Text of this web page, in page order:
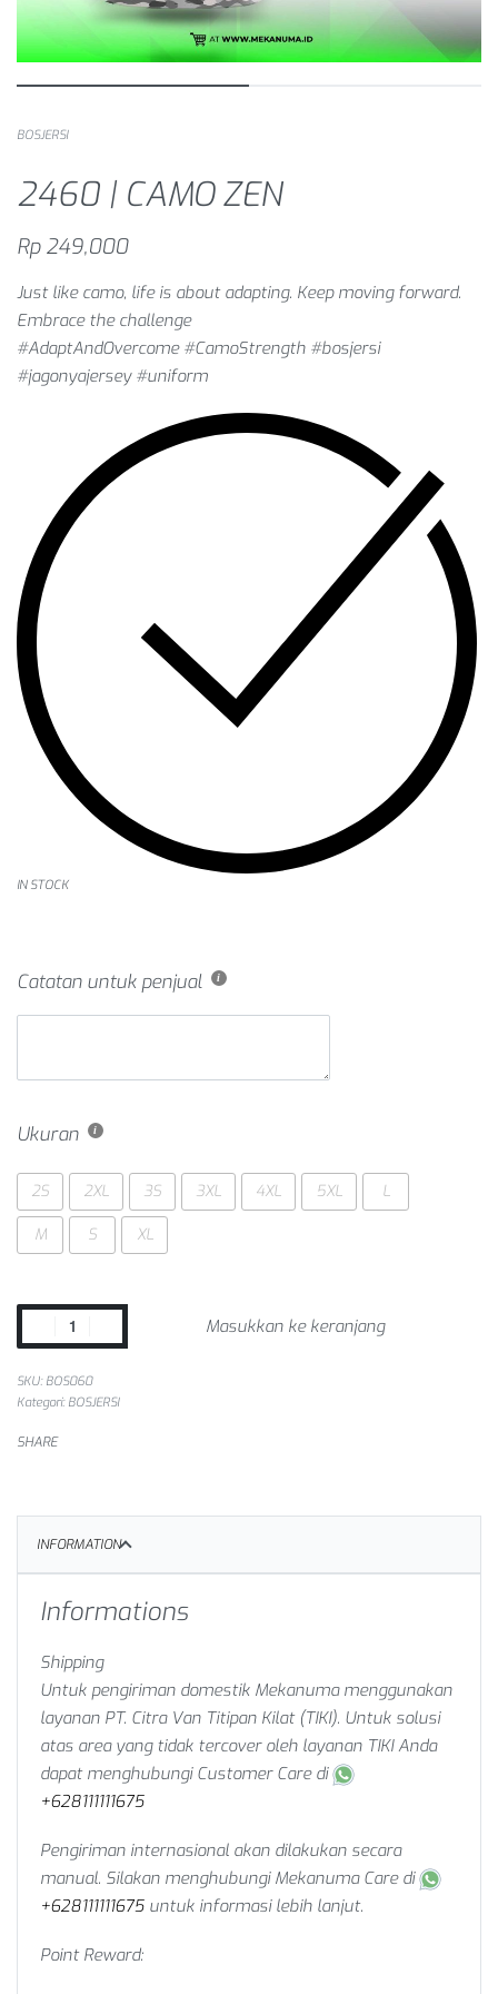
BOSJERSI
2460 | CAMO ZEN
Rp 249,000
Just like camo, life is about adapting. Keep moving forward.
Embrace the challenge
#AdaptAndOvercome #CamoStrength #bosjersi
#jagonyajersey #uniform
IN STOCK
Catatan untuk penjual
Ukuran
2S 2XL 3S 3XL 4XL 5XL L
M S XL
Masukkan ke keranjang
SKU: BOS060
Kategori: BOSJERSI
SHARE
INFORMATION
Informations
Shipping
Untuk pengiriman domestik Mekanuma menggunakan
layanan PT. Citra Van Titipan Kilat (TIKI). Untuk solusi
atas area yang tidak tercover oleh layanan TIKI Anda
dapat menghubungi Customer Care di
+628111111675
Pengiriman internasional akan dilakukan secara
manual. Silakan menghubungi Mekanuma Care di
+628111111675 untuk informasi lebih lanjut.
Point Reward: